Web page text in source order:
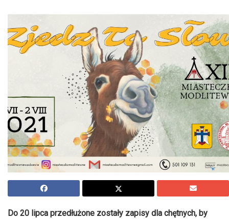
Do 20 lipca przedłużone zostały zapisy dla chętnych, by